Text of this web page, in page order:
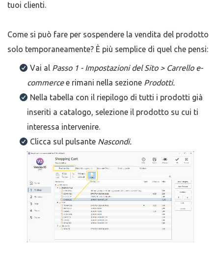
tuoi clienti.
Come si può fare per sospendere la vendita del prodotto
solo temporaneamente? È più semplice di quel che pensi:
Vai al Passo 1 - Impostazioni del Sito > Carrello e-
commercee rimani nella sezione Prodotti.
Nella tabella con il riepilogo di tutti i prodotti già
inseriti a catalogo, selezione il prodotto su cui ti
interessa intervenire.
Clicca sul pulsante Nascondi.